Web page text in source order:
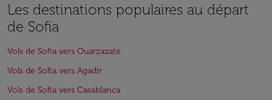
Les destinations populaires au départ
de Sofia
Vols de Sofia vers Ouarzazate
Vols de Sofia vers Agadir
Vols de Sofia vers Casablanca